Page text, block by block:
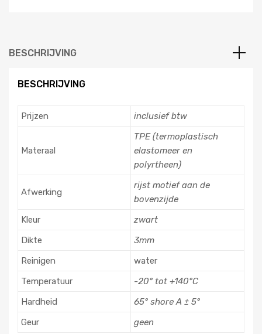
BESCHRIJVING
BESCHRIJVING
Prijzen inclusief btw
Materaal
TPE (termoplastisch
elastomeer en
polyrtheen)
Afwerking
rijst motief aan de
bovenzijde
Kleur
zwart
Dikte
3mm
Reinigen
water
Temperatuur
-20° tot +140°C
Hardheid
65° shore A ± 5°
Geur
geen